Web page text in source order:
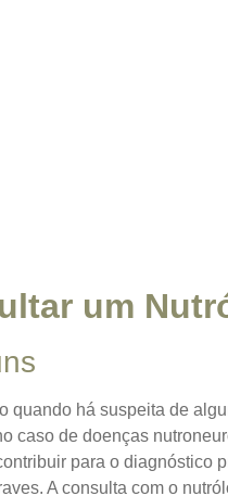
um
quando há suspeita de
caso de doenças
para o diagnóstico
A consulta com o